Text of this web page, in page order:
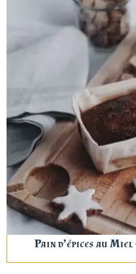
Pain d’épices au